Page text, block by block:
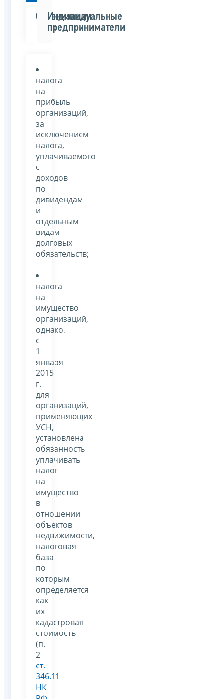
Организации
Индивидуальные
предприниматели
налога
на
прибыль
организаций,
за
исключением
налога,
уплачиваемого
с
доходов
по
дивидендам
и
отдельным
видам
долговых
обязательств;
налога
на
имущество
организаций,
однако,
с
1
января
2015
г.
для
организаций,
применяющих
УСН,
установлена
обязанность
уплачивать
налог
на
имущество
в
отношении
объектов
недвижимости,
налоговая
база
по
которым
определяется
как
их
кадастровая
стоимость
(п.
2
ст.
346.11
НК